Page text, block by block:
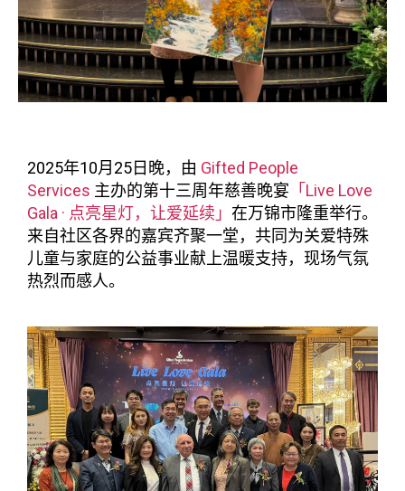
2025年10月25日晚，由 Gifted People
Services 主办的第十三周年慈善晚宴 「Live Love
Gala · 点亮星灯，让爱延续」 在万锦市隆重举行。
来自社区各界的嘉宾齐聚一堂，共同为关爱特殊
儿童与家庭的公益事业献上温暖支持，现场气氛
热烈而感人。